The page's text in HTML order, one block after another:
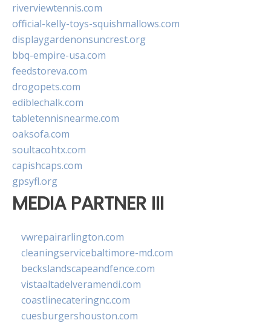
riverviewtennis.com
official-kelly-toys-squishmallows.com
displaygardenonsuncrest.org
bbq-empire-usa.com
feedstoreva.com
drogopets.com
ediblechalk.com
tabletennisnearme.com
oaksofa.com
soultacohtx.com
capishcaps.com
gpsyfl.org
MEDIA PARTNER III
vwrepairarlington.com
cleaningservicebaltimore-md.com
beckslandscapeandfence.com
vistaaltadelveramendi.com
coastlinecateringnc.com
cuesburgershouston.com